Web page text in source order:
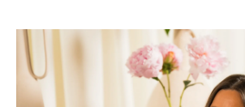
moda & ljepota